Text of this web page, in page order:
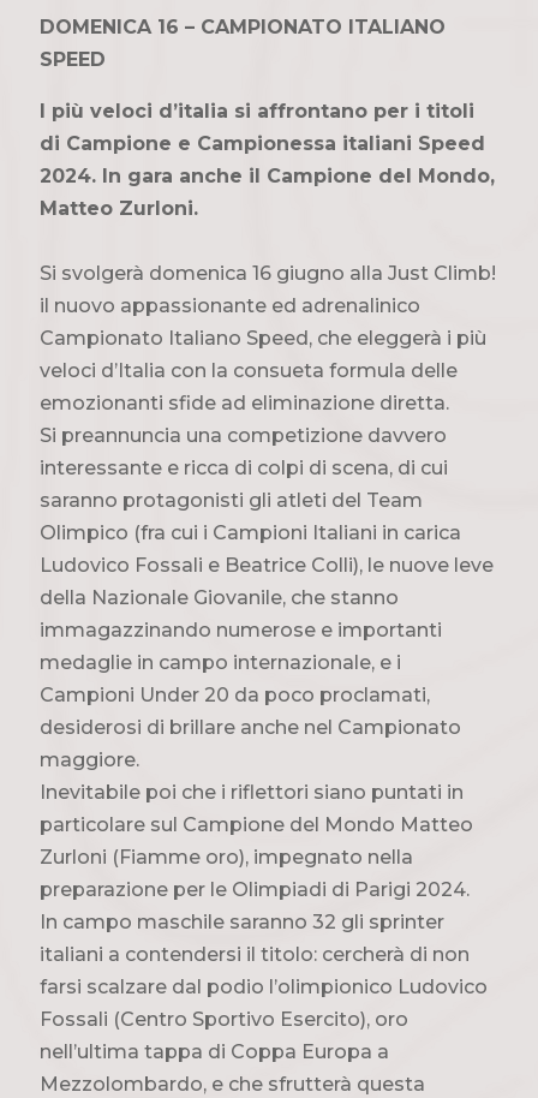
DOMENICA 16 – CAMPIONATO ITALIANO
SPEED
I più veloci d’italia si affrontano per i titoli
di Campione e Campionessa italiani Speed
2024. In gara anche il Campione del Mondo,
Matteo Zurloni.
Si svolgerà domenica 16 giugno alla Just Climb!
il nuovo appassionante ed adrenalinico
Campionato Italiano Speed, che eleggerà i più
veloci d’Italia con la consueta formula delle
emozionanti sfide ad eliminazione diretta.
Si preannuncia una competizione davvero
interessante e ricca di colpi di scena, di cui
saranno protagonisti gli atleti del Team
Olimpico (fra cui i Campioni Italiani in carica
Ludovico Fossali e Beatrice Colli), le nuove leve
della Nazionale Giovanile, che stanno
immagazzinando numerose e importanti
medaglie in campo internazionale, e i
Campioni Under 20 da poco proclamati,
desiderosi di brillare anche nel Campionato
maggiore.
Inevitabile poi che i riflettori siano puntati in
particolare sul Campione del Mondo Matteo
Zurloni (Fiamme oro), impegnato nella
preparazione per le Olimpiadi di Parigi 2024.
In campo maschile saranno 32 gli sprinter
italiani a contendersi il titolo: cercherà di non
farsi scalzare dal podio l’olimpionico Ludovico
Fossali (Centro Sportivo Esercito), oro
nell’ultima tappa di Coppa Europa a
Mezzolombardo, e che sfrutterà questa